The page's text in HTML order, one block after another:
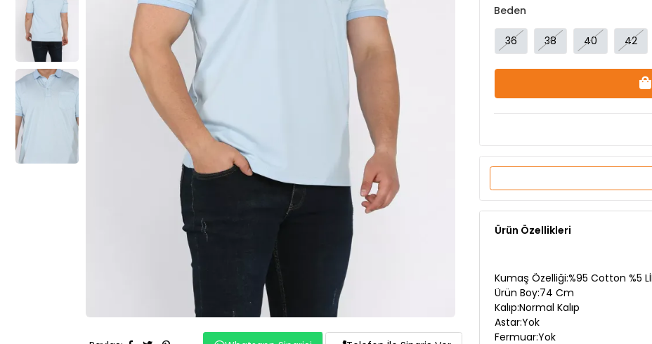
36
Ürün Özellikleri
Kalıp:Normal Kalıp
Astar:Yok
Fermuar:Yok
Esneklik:Var